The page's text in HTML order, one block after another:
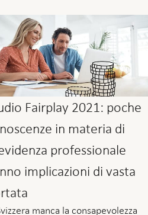
Fairplay 2021: poche
in materia di
professionale
implicazioni di vasta
manca la consapevolezza